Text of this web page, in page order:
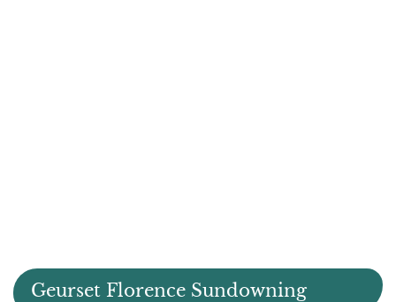
Geurset Florence Sundowning